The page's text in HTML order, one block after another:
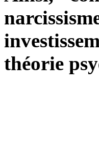
théorie